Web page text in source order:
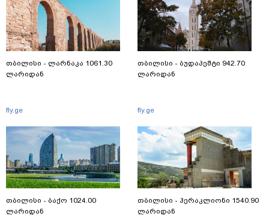
თბილისი - ლარნაკა 1061.30
ლარიდან
fly.ge
თბილისი - ბაქო 1024.00
ლარიდან
თბილისი - ბუდაპეშტი 942.70
ლარიდან
fly.ge
თბილისი - ჰერაკლიონი 1540.90
ლარიდან